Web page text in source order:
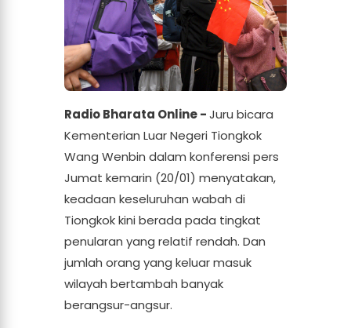
Radio Bharata Online -Juru bicara
Kementerian Luar Negeri Tiongkok
Wang Wenbin dalam konferensi pers
Jumat kemarin (20/01) menyatakan,
keadaan keseluruhan wabah di
Tiongkok kini berada pada tingkat
penularan yang relatif rendah. Dan
jumlah orang yang keluar masuk
wilayah bertambah banyak
berangsur-angsur.